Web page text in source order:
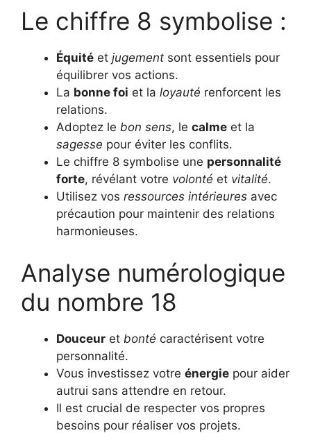
Le chiffre 8 symbolise :
Équité et jugement sont essentiels pour
équilibrer vos actions.
La bonne foi et la loyauté renforcent les
relations.
Adoptez le bon sens, le calme et la
sagesse pour éviter les conflits.
Le chiffre 8 symbolise une personnalité
forte, révélant votre volonté et vitalité.
Utilisez vos ressources intérieures avec
précaution pour maintenir des relations
harmonieuses.
Analyse numérologique
du nombre 18
Douceur et bonté caractérisent votre
personnalité.
Vous investissez votre énergie pour aider
autrui sans attendre en retour.
Il est crucial de respecter vos propres
besoins pour réaliser vos projets.